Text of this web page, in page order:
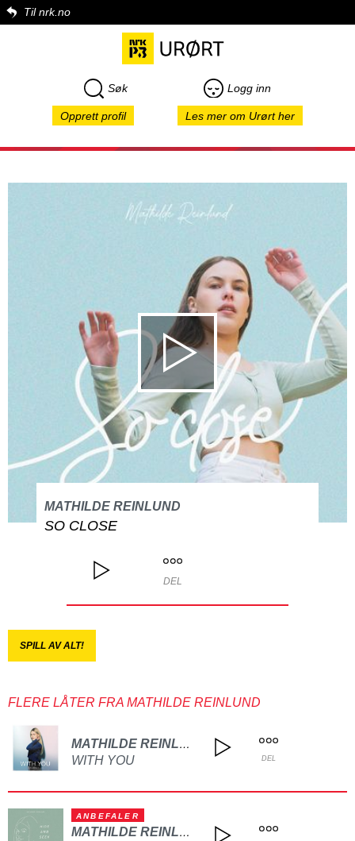
Til nrk.no
Søk Logg inn
Opprett profil Les mer om Urørt her
MATHILDE REINLUND
SO CLOSE
DEL
SPILL AV ALT!
FLERE LÅTER FRA MATHILDE REINLUND
MATHILDE REINLUND
WITH YOU DEL
ANBEFALER
MATHILDE REINLUND